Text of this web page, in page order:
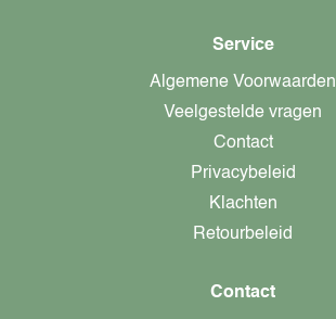
Service
Algemene Voorwaarden
Veelgestelde vragen
Contact
Privacybeleid
Klachten
Retourbeleid
Contact